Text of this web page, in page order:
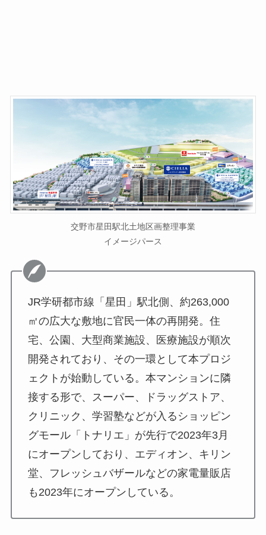
交野市星田駅北土地区画整理事業
イメージパース
JR学研都市線「星田」駅北側、約263,000
㎡の広大な敷地に官民一体の再開発。住
宅、公園、大型商業施設、医療施設が順次
開発されており、その一環として本プロジ
ェクトが始動している。本マンションに隣
接する形で、スーパー、ドラッグストア、
クリニック、学習塾などが入るショッピン
グモール「トナリエ」が先行で2023年3月
にオープンしており、エディオン、キリン
堂、フレッシュバザールなどの家電量販店
も2023年にオープンしている。